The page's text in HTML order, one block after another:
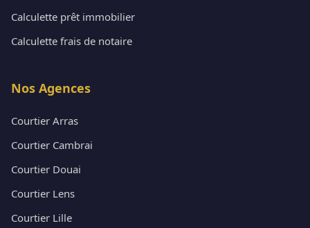
Calculette prêt immobilier
Calculette frais de notaire
Nos Agences
Courtier Arras
Courtier Cambrai
Courtier Douai
Courtier Lens
Courtier Lille